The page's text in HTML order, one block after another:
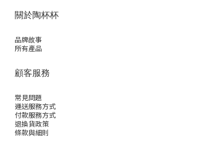
關於陶杯杯
品牌故事
所有產品
顧客服務
常見問題
運送服務方式
付款服務方式
退換貨政策
條款與細則